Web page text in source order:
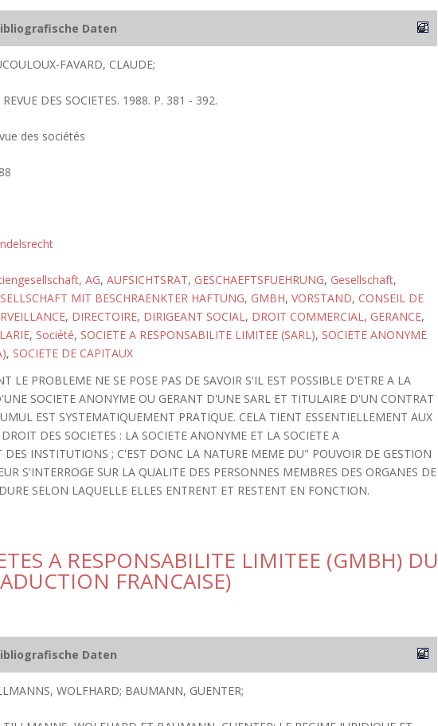
Daten
FAVARD, CLAUDE;
REVUE DES SOCIETES. 1988. P. 381 - 392.
des sociétés
AG, AUFSICHTSRAT, GESCHAEFTSFUEHRUNG, Gesellschaft,
MIT BESCHRAENKTER HAFTUNG, GMBH, VORSTAND, CONSEIL DE
, DIRECTOIRE, DIRIGEANT SOCIAL, DROIT COMMERCIAL, GERANCE,
, Société, SOCIETE A RESPONSABILITE LIMITEE (SARL), SOCIETE ANONYME
, SOCIETE DE CAPITAUX
LE PROBLEME NE SE POSE PAS DE SAVOIR S'IL EST POSSIBLE D'ETRE A LA
SOCIETE ANONYME OU GERANT D'UNE SARL ET TITULAIRE D'UN CONTRAT
EST SYSTEMATIQUEMENT PRATIQUE. CELA TIENT ESSENTIELLEMENT AUX
DES SOCIETES : LA SOCIETE ANONYME ET LA SOCIETE A
INSTITUTIONS ; C'EST DONC LA NATURE MEME DU" POUVOIR DE GESTION
S'INTERROGE SUR LA QUALITE DES PERSONNES MEMBRES DES ORGANES DE
SELON LAQUELLE ELLES ENTRENT ET RESTENT EN FONCTION.
A RESPONSABILITE LIMITEE (GMBH) DU
FRANCAISE)
Daten
WOLFHARD; BAUMANN, GUENTER;